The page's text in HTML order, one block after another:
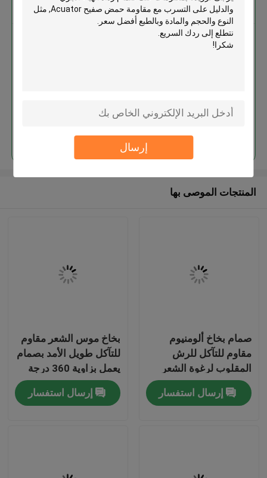
إرسال
مسكن
أشرطة فيديو
احصل على افضل سعر ل
صمام رذاذ الهباء الجوي والدليل على
استمر
المنتجات الموصى بها
صمام بخاخ ألومنيوم
مقاوم للتآكل للرش
المقلوب لرغوة الشعر
ورغوة التصفيف
إرسال استفسار
بخاخ موس الشعر مقاوم
للتآكل طويل الأمد بصمام
يعمل بزاوية 360 درجة
لتوزيع رغوة غنية
إرسال استفسار